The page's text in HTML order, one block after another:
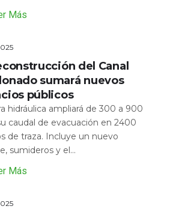
Más
del Canal
sumará nuevos
públicos
hidráulica ampliará de 300 a 900
caudal de evacuación en 2400
de traza. Incluye un nuevo
sumideros y el...
Más